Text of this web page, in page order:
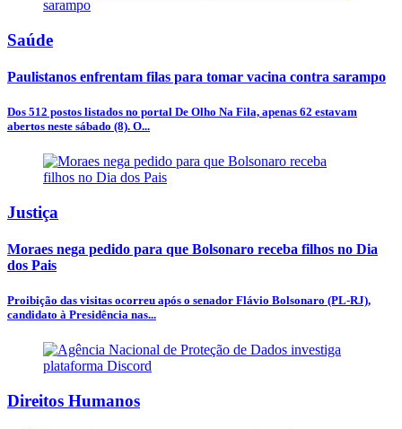
Saúde
Paulistanos enfrentam filas para tomar vacina contra sarampo
Dos 512 postos listados no portal De Olho Na Fila, apenas 62 estavam
abertos neste sábado (8). O...
Justiça
Moraes nega pedido para que Bolsonaro receba filhos no Dia
dos Pais
Proibição das visitas ocorreu após o senador Flávio Bolsonaro (PL-RJ),
candidato à Presidência nas...
Direitos Humanos